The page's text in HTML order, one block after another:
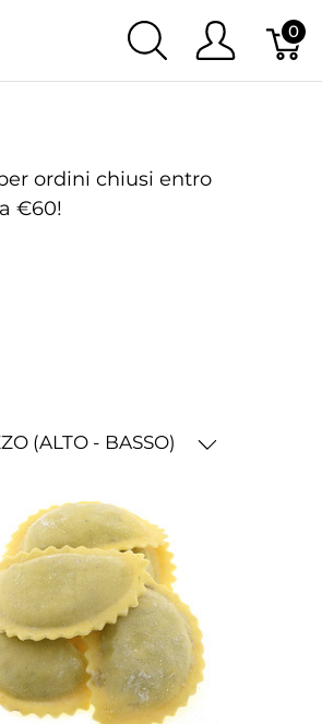
0
ordini chiusi entro
€60!
(ALTO - BASSO)